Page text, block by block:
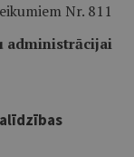
Nr. 811
administrācijai